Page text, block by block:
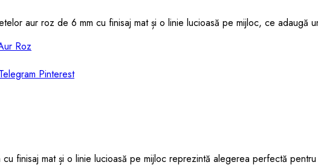
aur roz de 6 mm cu finisaj mat și o linie lucioasă pe mijloc, ce adaugă
Roz
Telegram Pinterest
finisaj mat și o linie lucioasă pe mijloc reprezintă alegerea perfectă